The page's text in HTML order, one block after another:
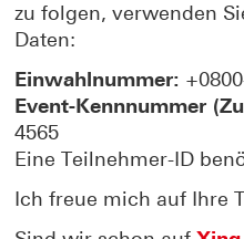
zu folgen, verwenden
Daten:
Einwahlnummer:
Event-Kennnummer
4565
Eine Teilnehmer-ID
Ich freue mich auf Ihre